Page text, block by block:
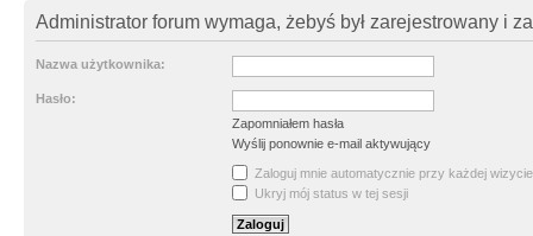
Administrator forum wymaga, żebyś był zarejestrowany i
Nazwa użytkownika:
Hasło:
Zapomniałem hasła
Wyślij ponownie e-mail aktywujący
Zaloguj mnie automatycznie przy każdej wizycie
Ukryj mój status w tej sesji